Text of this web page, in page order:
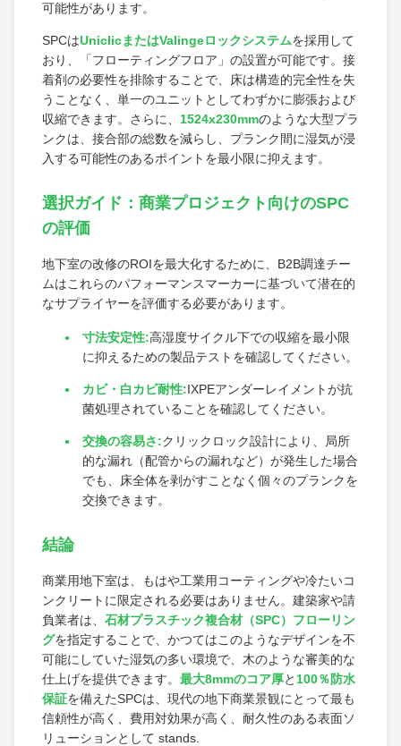
可能性があります。
SPCはUniclicまたはValingeロックシステムを採用して
おり、「フローティングフロア」の設置が可能です。接
着剤の必要性を排除することで、床は構造的完全性を失
うことなく、単一のユニットとしてわずかに膨張および
収縮できます。さらに、 1524x230mmのような大型プラ
ンクは、接合部の総数を減らし、プランク間に湿気が浸
入する可能性のあるポイントを最小限に抑えます。
選択ガイド：商業プロジェクト向けのSPC
の評価
地下室の改修のROIを最大化するために、B2B調達チー
ムはこれらのパフォーマンスマーカーに基づいて潜在的
なサプライヤーを評価する必要があります。
寸法安定性:高湿度サイクル下での収縮を最小限
に抑えるための製品テストを確認してください。
カビ・白カビ耐性:IXPEアンダーレイメントが抗
菌処理されていることを確認してください。
交換の容易さ:クリックロック設計により、局所
的な漏れ（配管からの漏れなど）が発生した場合
でも、床全体を剥がすことなく個々のプランクを
交換できます。
結論
商業用地下室は、もはや工業用コーティングや冷たいコ
ンクリートに限定される必要はありません。建築家や請
負業者は、 石材プラスチック複合材（SPC）フローリン
グを指定することで、かつてはこのようなデザインを不
可能にしていた湿気の多い環境で、木のような審美的な
仕上げを提供できます。 最大8mmのコア厚と 100％防水
保証を備えたSPCは、現代の地下商業景観にとって最も
信頼性が高く、費用対効果が高く、耐久性のある表面ソ
リューションとして stands.